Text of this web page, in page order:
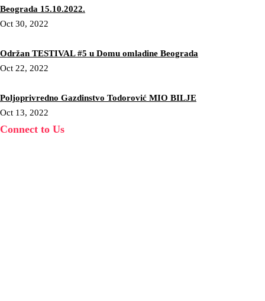
Beograda 15.10.2022.
Oct 30, 2022
Održan TESTIVAL #5 u Domu omladine Beograda
Oct 22, 2022
Poljoprivredno Gazdinstvo Todorović MIO BILJE
Oct 13, 2022
Connect to Us